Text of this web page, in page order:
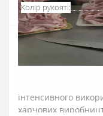
Колір рукояті:
Ніж для обвалки
рукояткою
інтенсивного
харчових